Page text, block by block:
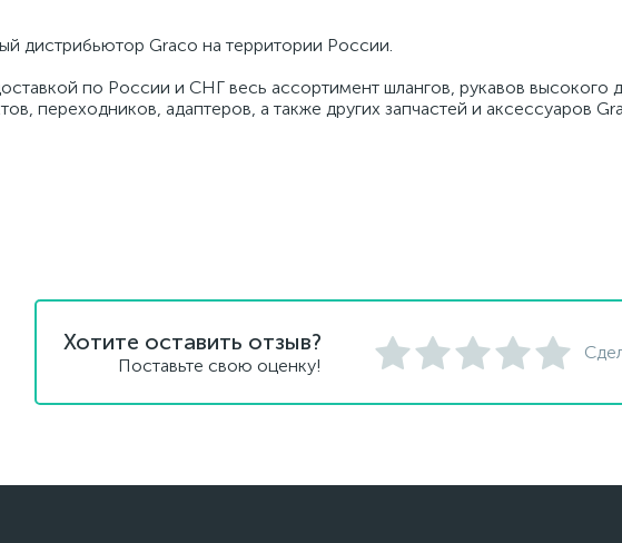
дистрибьютор Graco на территории России.
по России и СНГ весь ассортимент шлангов, рукавов высокого
переходников, адаптеров, а также других запчастей и аксессуаров
Хотите оставить отзыв?
Поставьте свою оценку!